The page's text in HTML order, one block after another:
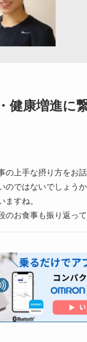
康増進に
上手な摂り方をお話
ではないでしょうか
すね。
お食事も振り返って